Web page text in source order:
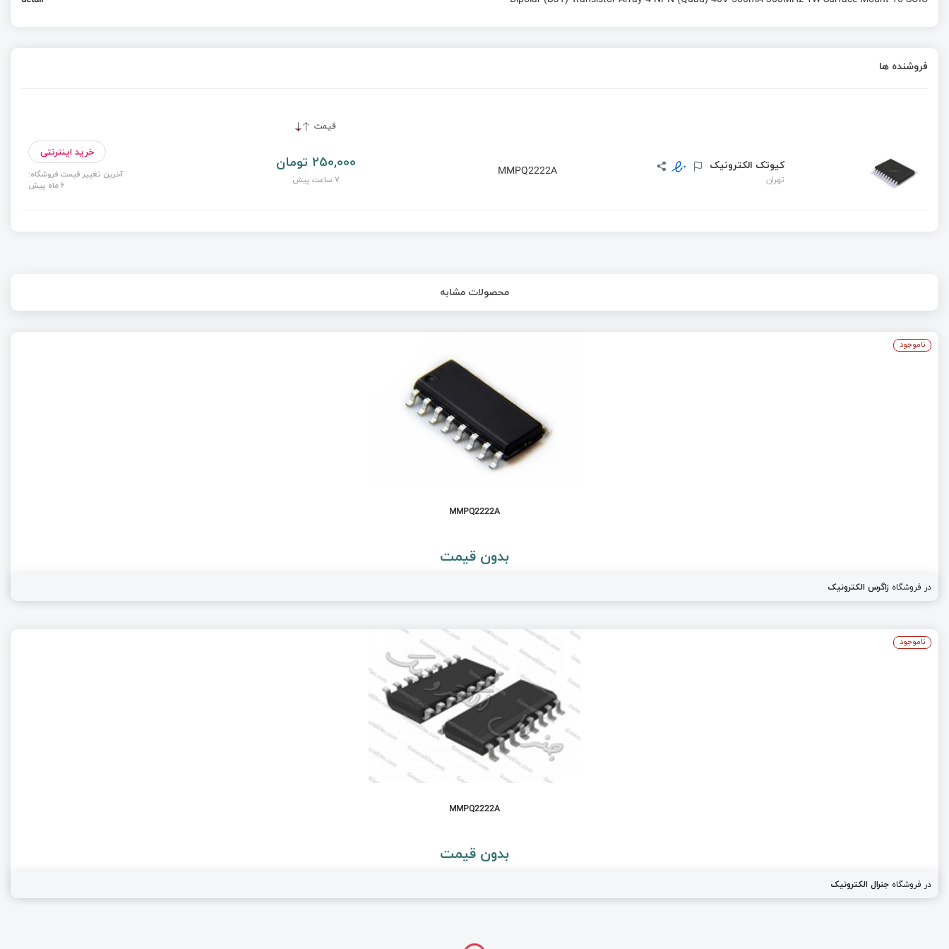
فروشنده ها
قیمت
کیوتک الکترونیک
تهران
MMPQ2222A 250,000 تومان
7 ساعت پیش
خرید اینترنتی
آخرین تغییر قیمت فروشگاه:
6 ماه پیش
محصولات مشابه
MMPQ2222A
بدون قیمت
در فروشگاه زاگرس الکترونیک
ناموجود
MMPQ2222A
بدون قیمت
در فروشگاه جنرال الکترونیک
ناموجود